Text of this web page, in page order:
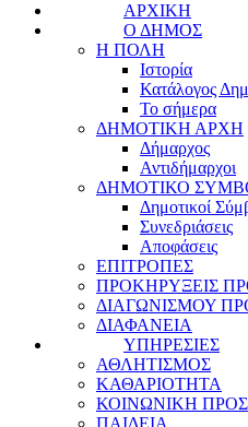
ΑΡΧΙΚΗ
Ο ΔΗΜΟΣ
Η ΠΟΛΗ
Ιστορία
Κατάλογος
Το σήμερα
ΔΗΜΟΤΙΚΗ ΑΡΧΗ
Δήμαρχος
Αντιδήμαρχοι
ΔΗΜΟΤΙΚΟ
Δημοτικοί
Συνεδριάσεις
Αποφάσεις
ΕΠΙΤΡΟΠΕΣ
ΠΡΟΚΗΡΥΞΕΙΣ
ΔΙΑΓΩΝΙΣΜΟΥ
ΔΙΑΦΑΝΕΙΑ
ΥΠΗΡΕΣΙΕΣ
ΑΘΛΗΤΙΣΜΟΣ
ΚΑΘΑΡΙΟΤΗΤΑ
ΚΟΙΝΩΝΙΚΗ
ΠΑΙΔΕΙΑ